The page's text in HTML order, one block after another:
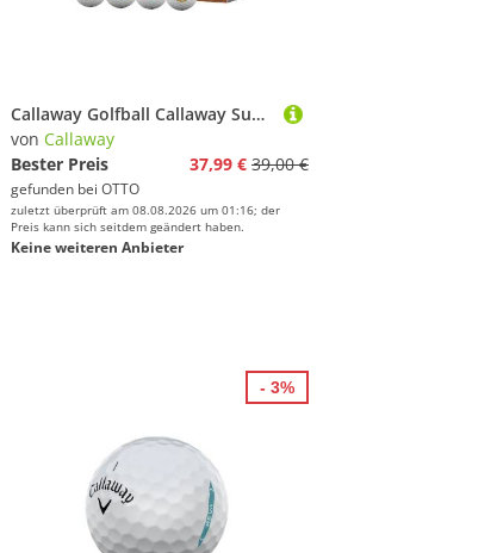
Callaway Golfball Callaway Supersoft Golfball (1 Dutzend) 12 Stück
von Callaway
Bester Preis
37,99 € 39,00 €
gefunden bei OTTO
zuletzt überprüft am 08.08.2026 um 01:16; der
Preis kann sich seitdem geändert haben.
Keine weiteren Anbieter
- 3%